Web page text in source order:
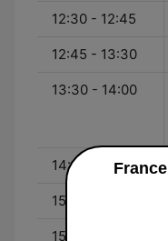
12:30 - 12:45
12:45 - 13:30
13:30 - 14:00
14:00 - 15:00
15:00 - 15:30
15:30 - 16:00